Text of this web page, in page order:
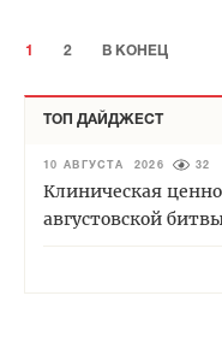
1 2 В КОНЕЦ
ТОП ДАЙДЖЕСТ
10 АВГУСТА 2026 32
Клиническая
августовской